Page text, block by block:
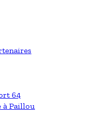
64
à Paillou